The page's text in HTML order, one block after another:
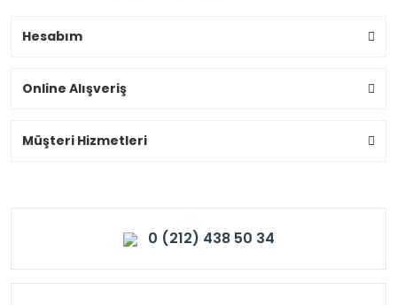
Hesabım
Online Alışveriş
Müşteri Hizmetleri
0 (212) 438 50 34